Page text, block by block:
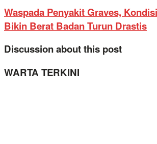
Waspada Penyakit Graves,
Bikin Berat Badan Turun Drastis
Discussion about this post
WARTA TERKINI